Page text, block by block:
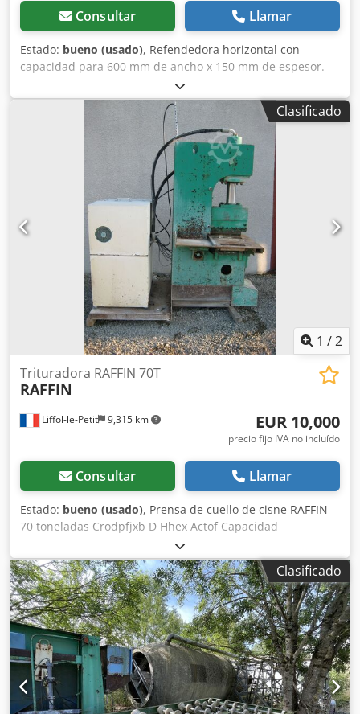
Consultar Llamar
Estado: bueno (usado), Refendedora horizontal con
capacidad para 600 mm de ancho x 150 mm de espesor.
En buen estado de funcionamiento. Máquina desmontada
y cargada en camión. Visible en funcionamiento. Contacto
por teléfono en francés, por correo electrónico en su
idioma. Cedsxb D D Hspfx Actjrf
Clasificado
1 /2
Liffol-le-Petit 9,315 km
Trituradora RAFFIN 70T
RAFFIN
EUR 10,000
precio fijo IVA no incluído
Consultar Llamar
Estado: bueno (usado), Prensa de cuello de cisne RAFFIN
70 toneladas Crodpfjxb D Hhex Actof Capacidad
600mmx300 Buen estado general Máquina desmontada,
cargada en camión. Contacto por teléfono en francés, por
correo electrónico en su idioma.
Clasificado